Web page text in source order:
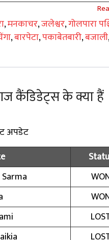
,मनकाचर,जलेश्वर,गोलपारा
,बारपेटा,पकाबेतबारी,बजाली,
कैंडिडेट्स के क्या हैं
अपडेट